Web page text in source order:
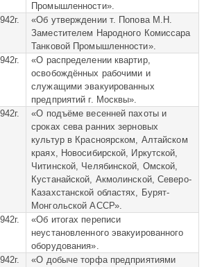
Промышленности».
«Об утверждении т. Попова М.Н.
Заместителем Народного Комиссара
Танковой Промышленности».
«О распределении квартир,
освобождённых рабочими и
служащими эвакуированных
предприятий г. Москвы».
«О подъёме весенней пахоты и
сроках сева ранних зерновых
культур в Красноярском, Алтайском
краях, Новосибирской, Иркутской,
Читинской, Челябинской, Омской,
Кустанайской, Акмолинской, Северо-
Казахстанской областях, Бурят-
Монгольской АССР».
«Об итогах переписи
неустановленного эвакуированного
оборудования».
«О добыче торфа предприятиями